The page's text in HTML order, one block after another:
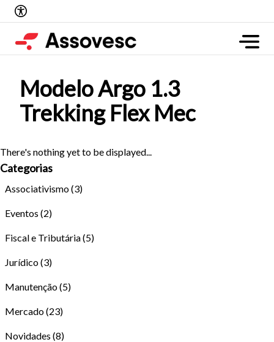
Modelo Argo 1.3
Trekking Flex Mec
There's nothing yet to be displayed...
Categorias
Associativismo(3)
Eventos (2)
Fiscal e Tributária(5)
Jurídico(3)
Manutenção(5)
Mercado(23)
Novidades (8)